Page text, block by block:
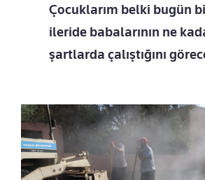
Çocuklarım belki bugün
ileride babalarının ne
şartlarda çalıştığını